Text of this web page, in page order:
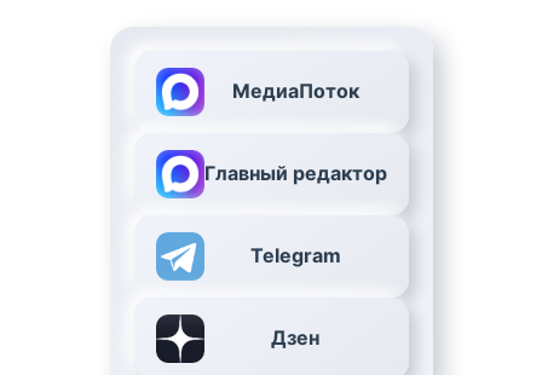
МедиаПоток
Главный редактор
Telegram
Дзен